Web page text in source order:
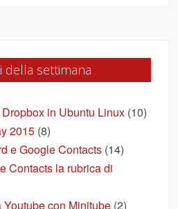
della settimana
in Ubuntu Linux (10)
2015 (8)
e Google Contacts (14)
Contacts la rubrica di
con Minitube (2)